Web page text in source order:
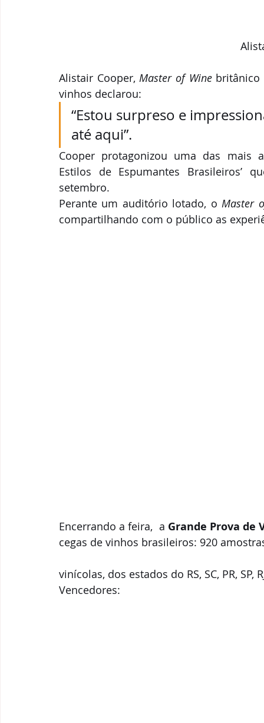
Alistair Cooper, Master of Wine britânico
vinhos declarou:
“Estou surpreso e
até aqui”.
Cooper protagonizou uma das mais
Estilos de Espumantes Brasileiros’
setembro.
Perante um auditório lotado, o Master
compartilhando com o público as
Encerrando a feira,  a Grande Prova de
cegas de vinhos brasileiros: 920
vinícolas, dos estados do RS, SC, PR, SP,
Vencedores: